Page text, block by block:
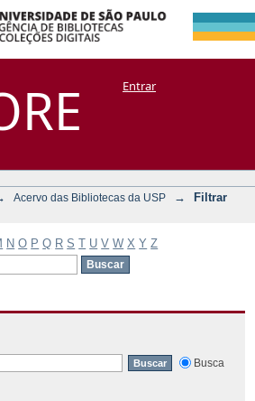
por:
Manakin + CoriscoEntrar
Acervo das Bibliotecas da USP →
Filtrar
N O P Q R S T U V W X Y Z
Busca